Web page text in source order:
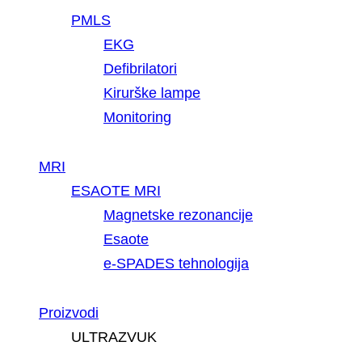
PMLS
EKG
Defibrilatori
Kirurške lampe
Monitoring
MRI
ESAOTE MRI
Magnetske rezonancije
Esaote
e-SPADES tehnologija
Proizvodi
ULTRAZVUK